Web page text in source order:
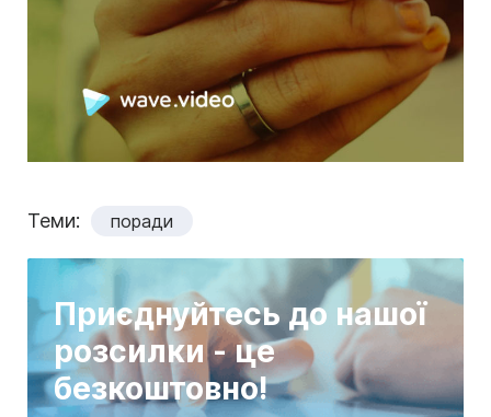
Теми: поради
Приєднуйтесь до нашої
розсилки - це
безкоштовно!